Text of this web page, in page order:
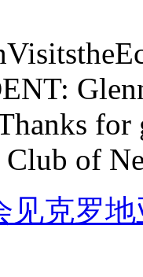
for
of
见克罗